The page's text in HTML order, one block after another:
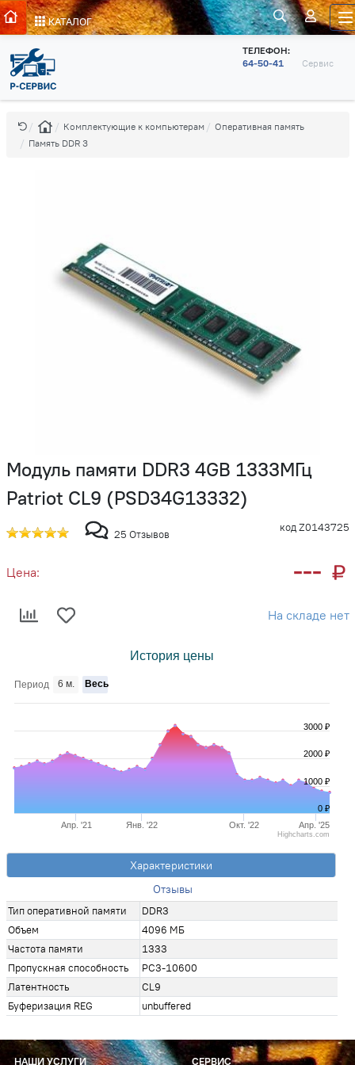
КАТАЛОГ
ТЕЛЕФОН:
64-50-41
Сервис
Комплектующие к компьютерам
Оперативная память
Память DDR 3
Модуль памяти DDR3 4GB 1333МГц
Patriot CL9 (PSD34G13332)
код Z0143725
25 Отзывов
Цена: ---
На складе нет
История цены
Апр. '21 Янв. '22 Окт. '22 Апр. '25
0 ₽
1000 ₽
2000 ₽
3000 ₽
Период 6 м. Весь
Highcharts.com
Характеристики
Отзывы
Тип оперативной памяти
DDR3
Объем
4096 МБ
Частота памяти
1333
Пропускная способность
PC3-10600
Латентность
CL9
Буферизация REG
unbuffered
НАШИ УСЛУГИ СЕРВИС